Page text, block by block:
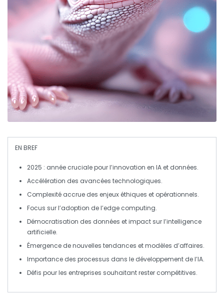
EN BREF
2025 : année cruciale pour l’innovation en IA et données.
Accélération des avancées technologiques.
Complexité accrue des enjeux éthiques et opérationnels.
Focus sur l’adoption de l’edge computing.
Démocratisation des données et impact sur l’intelligence
artificielle.
Émergence de nouvelles tendances et modèles d’affaires.
Importance des processus dans le développement de l’IA.
Défis pour les entreprises souhaitant rester compétitives.